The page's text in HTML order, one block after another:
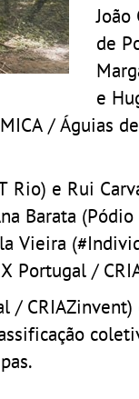
de
e
/ Águias
Rio) e Rui
Barata
Vieira
Portugal /
/